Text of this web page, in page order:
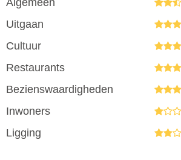
Algemeen
Uitgaan
Cultuur
Restaurants
Bezienswaardigheden
Inwoners
Ligging